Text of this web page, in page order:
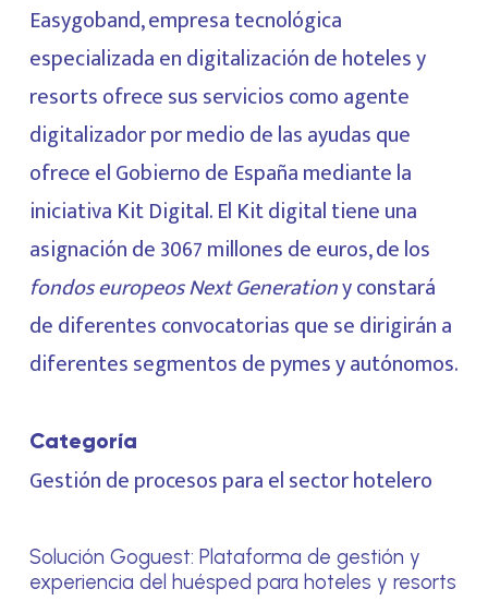
Easygoband, empresa tecnológica
especializada en digitalización de hoteles y
resorts ofrece sus servicios como agente
digitalizador por medio de las ayudas que
ofrece el Gobierno de España mediante la
iniciativa Kit Digital. El Kit digital tiene una
asignación de 3067 millones de euros, de los
fondos europeos Next Generationy constará
de diferentes convocatorias que se dirigirán a
diferentes segmentos de pymes y autónomos.
Categoría
Gestión de procesos para el sector hotelero
Solución Goguest: Plataforma de gestión y
experiencia del huésped para hoteles y resorts